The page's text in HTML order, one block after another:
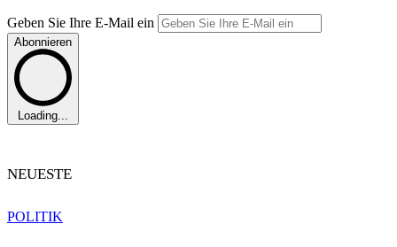
Geben Sie Ihre E-Mail ein
Abonnieren
Loading...
NEUESTE
POLITIK